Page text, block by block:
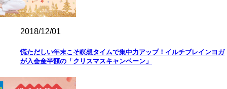
2018/12/01
慌ただしい年末こそ瞑想タイムで集中力アップ！イルチブレインヨガ
が入会金半額の「クリスマスキャンペーン」